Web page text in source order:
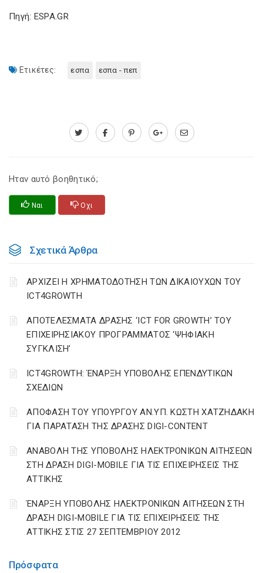
Πρόσφατα
Πηγή: ESPA.GR
Ετικέτες: εσπα εσπα - πεπ
Ηταν αυτό βοηθητικό;
Ναι Οχι
Σχετικά Άρθρα
ΑΡΧΙΖΕΙ Η ΧΡΗΜΑΤΟΔΟΤΗΣΗ ΤΩΝ ΔΙΚΑΙΟΥΧΩΝ ΤΟΥ
ICT4GROWTH
ΑΠΟΤΕΛΕΣΜΑΤΑ ΔΡΑΣΗΣ ‘ICT FOR GROWTH’ ΤΟΥ
ΕΠΙΧΕΙΡΗΣΙΑΚΟΥ ΠΡΟΓΡΑΜΜΑΤΟΣ ‘ΨΗΦΙΑΚΗ
ΣΥΓΚΛΙΣΗ’
ICT4GROWTH: ΈΝΑΡΞΗ ΥΠΟΒΟΛΗΣ ΕΠΕΝΔΥΤΙΚΩΝ
ΣΧΕΔΙΩΝ
ΑΠΟΦΑΣΗ ΤΟΥ ΥΠΟΥΡΓΟΥ ΑΝ.ΥΠ. ΚΩΣΤΗ ΧΑΤΖΗΔΑΚΗ
ΓΙΑ ΠΑΡΑΤΑΣΗ ΤΗΣ ΔΡΑΣΗΣ DIGI-CONTENT
ΑΝΑΒΟΛΗ ΤΗΣ ΥΠΟΒΟΛΗΣ ΗΛΕΚΤΡΟΝΙΚΩΝ ΑΙΤΗΣΕΩΝ
ΣΤΗ ΔΡΑΣΗ DIGI-MOBILE ΓΙΑ ΤΙΣ ΕΠΙΧΕΙΡΗΣΕΙΣ ΤΗΣ
ΑΤΤΙΚΗΣ
ΈΝΑΡΞΗ ΥΠΟΒΟΛΗΣ ΗΛΕΚΤΡΟΝΙΚΩΝ ΑΙΤΗΣΕΩΝ ΣΤΗ
ΔΡΑΣΗ DIGI-MOBILE ΓΙΑ ΤΙΣ ΕΠΙΧΕΙΡΗΣΕΙΣ ΤΗΣ
ΑΤΤΙΚΗΣ ΣΤΙΣ 27 ΣΕΠΤΕΜΒΡΙΟΥ 2012